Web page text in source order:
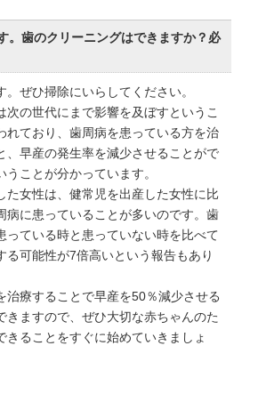
。歯のクリーニングはできますか？必
。ぜひ掃除にいらしてください。
次の世代にまで影響を及ぼすというこ
れており、歯周病を患っている方を治
、早産の発生率を減少させることがで
うことが分かっています。
た女性は、健常児を出産した女性に比
病に患っていることが多いのです。歯
っている時と患っていない時を比べて
る可能性が7倍高いという報告もあり
治療することで早産を50％減少させる
きますので、ぜひ大切な赤ちゃんのた
きることをすぐに始めていきましょ